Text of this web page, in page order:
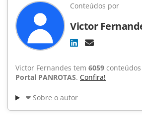
Conteúdos por
Victor
Victor Fernandes tem 6059
Portal PANROTAS. Confira!
Sobre o autor